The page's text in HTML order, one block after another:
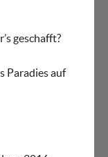
geschafft?
Paradies auf